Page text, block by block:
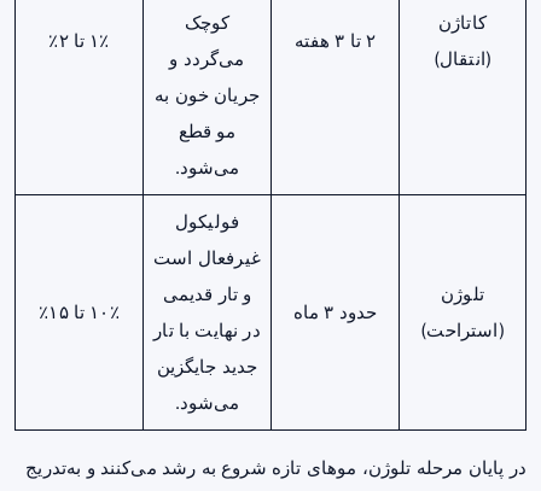
کاتاژن
(انتقال)
۲ تا ۳ هفته
کوچک
می‌گردد و
جریان خون به
مو قطع
می‌شود.
۱٪ تا ۲٪
تلوژن
(استراحت)
حدود ۳ ماه
فولیکول
غیرفعال است
و تار قدیمی
در نهایت با تار
جدید جایگزین
می‌شود.
۱۰٪ تا ۱۵٪
در پایان مرحله تلوژن، موهای تازه شروع به رشد می‌کنند و به‌تدریج